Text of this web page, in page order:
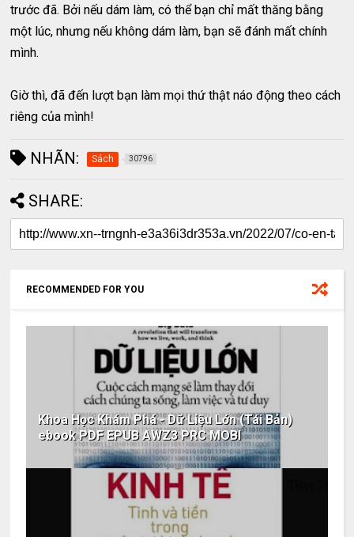
trước đã. Bởi nếu dám làm, có thể bạn chỉ mất thăng bằng
một lúc, nhưng nếu không dám làm, bạn sẽ đánh mất chính
mình.
Giờ thì, đã đến lượt bạn làm mọi thứ thật náo động theo cách
riêng của mình!
NHÃN: Sách 30796
SHARE:
RECOMMENDED FOR YOU
Khoa Học Khám Phá - Dữ Liệu Lớn (Tái Bản)
ebook PDF EPUB AWZ3 PRC MOBI